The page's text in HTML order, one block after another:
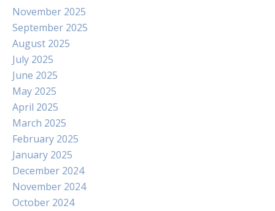
November 2025
September 2025
August 2025
July 2025
June 2025
May 2025
April 2025
March 2025
February 2025
January 2025
December 2024
November 2024
October 2024